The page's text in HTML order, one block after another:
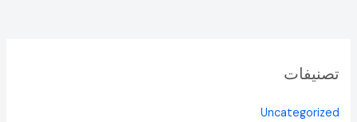
تصنيفات
Uncategorized